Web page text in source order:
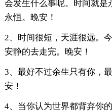
会发生什么事呢。时间就是
永恒。晚安！
2、时间很短，天涯很远。
安静的去走完。晚安！
3、最好不过余生只有你，
安！
4、当你认为世界都背弃你